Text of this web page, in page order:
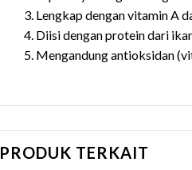
3. Lengkap dengan vitamin A
4. Diisi dengan protein dari
5. Mengandung antioksidan
PRODUK TERKAIT